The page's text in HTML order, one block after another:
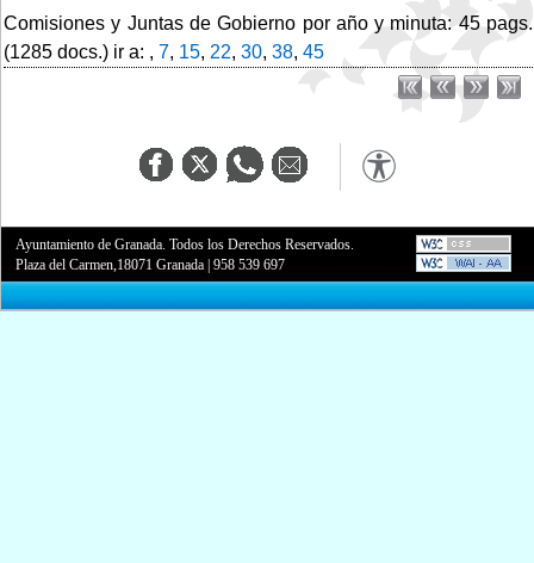
Comisiones y Juntas de Gobierno por año y minuta: 45 pags.
(1285 docs.) ir a: , 7, 15, 22, 30, 38, 45
Ayuntamiento de Granada. Todos los Derechos Reservados.
Plaza del Carmen,18071 Granada |958 539 697